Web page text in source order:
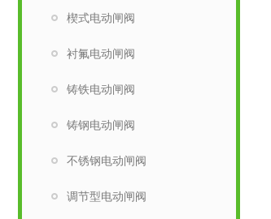
楔式电动闸阀
衬氟电动闸阀
铸铁电动闸阀
铸钢电动闸阀
不锈钢电动闸阀
调节型电动闸阀